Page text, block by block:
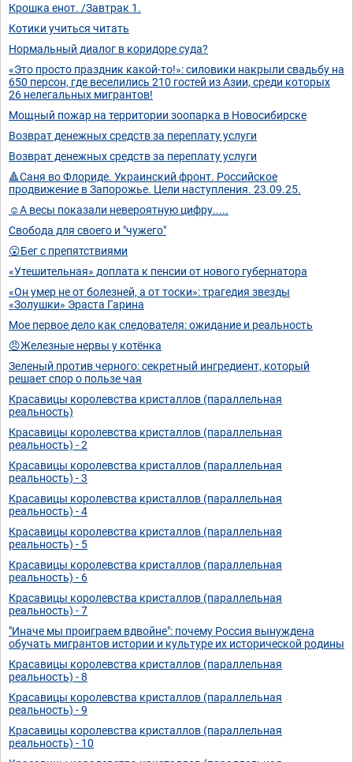
Крошка енот. /Завтрак 1.
Котики учиться читать
Нормальный диалог в коридоре суда?
«Это просто праздник какой-то!»: силовики накрыли свадьбу на
650 персон, где веселились 210 гостей из Азии, среди которых
26 нелегальных мигрантов!
Мощный пожар на территории зоопарка в Новосибирске
Возврат денежных средств за переплату услуги
Возврат денежных средств за переплату услуги
🔺Саня во Флориде. Украинский фронт. Российское
продвижение в Запорожье. Цели наступления. 23.09.25.
☺️А весы показали невероятную цифру.....
Свобода для своего и "чужего"
😮Бег с препятствиями
«Утешительная» доплата к пенсии от нового губернатора
«Он умер не от болезней, а от тоски»: трагедия звезды
«Золушки» Эраста Гарина
Мое первое дело как следователя: ожидание и реальность
😠Железные нервы у котёнка
Зеленый против черного: секретный ингредиент, который
решает спор о пользе чая
Красавицы королевства кристаллов (параллельная
реальность)
Красавицы королевства кристаллов (параллельная
реальность) - 2
Красавицы королевства кристаллов (параллельная
реальность) - 3
Красавицы королевства кристаллов (параллельная
реальность) - 4
Красавицы королевства кристаллов (параллельная
реальность) - 5
Красавицы королевства кристаллов (параллельная
реальность) - 6
Красавицы королевства кристаллов (параллельная
реальность) - 7
"Иначе мы проиграем вдвойне": почему Россия вынуждена
обучать мигрантов истории и культуре их исторической родины
Красавицы королевства кристаллов (параллельная
реальность) - 8
Красавицы королевства кристаллов (параллельная
реальность) - 9
Красавицы королевства кристаллов (параллельная
реальность) - 10